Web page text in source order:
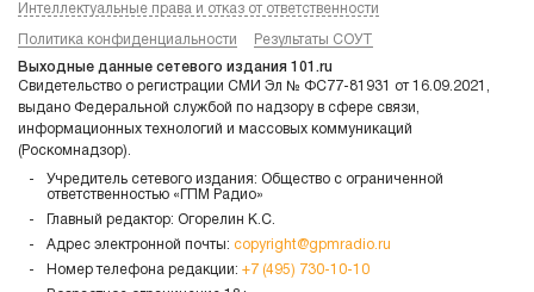
Интеллектуальные права и отказ от ответственности
Политика конфиденциальности Результаты СОУТ
Выходные данные сетевого издания 101.ru
Свидетельство о регистрации СМИ Эл № ФС77-81931 от 16.09.2021,
выдано Федеральной службой по надзору в сфере связи,
информационных технологий и массовых коммуникаций
(Роскомнадзор).
Учредитель сетевого издания: Общество с ограниченной
ответственностью «ГПМ Радио»
Главный редактор: Огорелин К.С.
Адрес электронной почты: copyright@gpmradio.ru
Номер телефона редакции: +7 (495) 730-10-10